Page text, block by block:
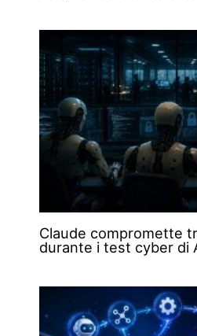
Claude compromette
durante i test cyber di